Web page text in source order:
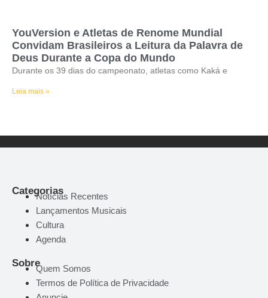
YouVersion e Atletas de Renome Mundial
Convidam Brasileiros a Leitura da Palavra de
Deus Durante a Copa do Mundo
Durante os 39 dias do campeonato, atletas como Kaká e
Leia mais »
Categorias
Notícias Recentes
Lançamentos Musicais
Cultura
Agenda
SobreQuem Somos
Termos de Política de Privacidade